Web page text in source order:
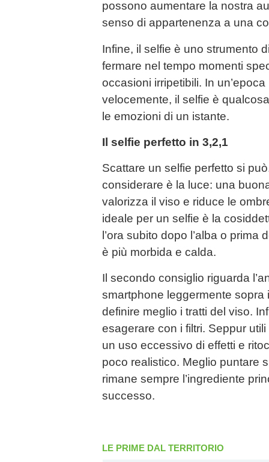
possono aumentare la nostra
senso di appartenenza a una
Infine, il selfie è uno strumento
fermare nel tempo momenti
occasioni irripetibili. In
velocemente, il selfie è
le emozioni di un istante.
Il selfie perfetto in 3,2,1
Scattare un selfie perfetto si
considerare è la luce: una
valorizza il viso e riduce le
ideale per un selfie è la
l’ora subito dopo l’alba o
è più morbida e calda.
Il secondo consiglio riguarda
smartphone leggermente sopra
definire meglio i tratti del viso.
esagerare con i filtri. Seppur
un uso eccessivo di effetti e
poco realistico. Meglio puntare
rimane sempre l’ingrediente
successo.
LE PRIME DAL TERRITORIO